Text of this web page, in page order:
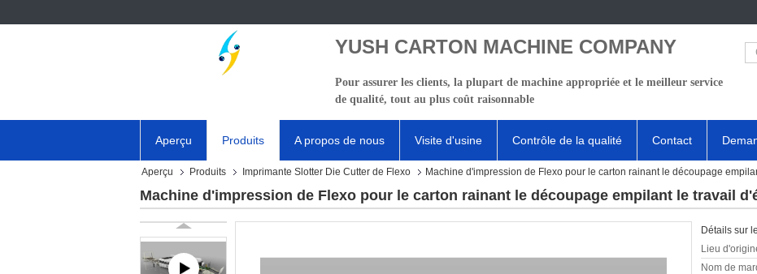
YUSH CARTON MACHINE COMPANY
Pour assurer les clients, la plupart de machine appropriée et le meilleur service
de qualité, tout au plus coût raisonnable
Aperçu Produits A propos de nous Visite d'usine Contrôle de la qualité Contact
Aperçu Produits Imprimante Slotter Die Cutter de Flexo Machine d'impression de Flexo pour le carton rainant le découpage
Machine d'impression de Flexo pour le carton rainant le découpage empilant le travail
Détails sur
Lieu
Nom de